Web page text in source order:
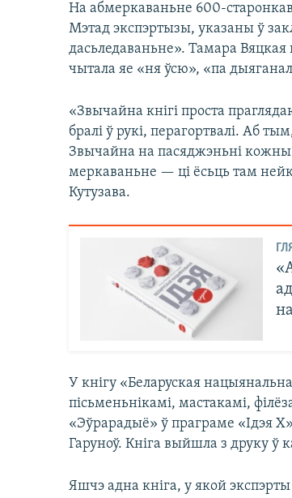
На абмеркаваньне 600-
Мэтад экспэртызы, указаны ў
дасьледаваньне». Тамара Вяцкая
чытала яе «ня ўсю», «па
«Звычайна кнігі проста
бралі ў рукі, перагортвалі. Аб
Звычайна на пасяджэньні кожны
меркаваньне — ці ёсьць там
Кутузава.
У кнігу «Беларуская
пісьменьнікамі, мастакамі,
«Эўрарадыё» ў праграме «Ідэя
Гаруноў. Кніга выйшла з друку ў
Яшчэ адна кніга, у якой